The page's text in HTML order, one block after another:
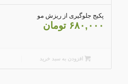
4.00
پکیج جلوگیری از ریزش مو
۶۸۰,۰۰۰ تومان
افزودن به سبد خرید